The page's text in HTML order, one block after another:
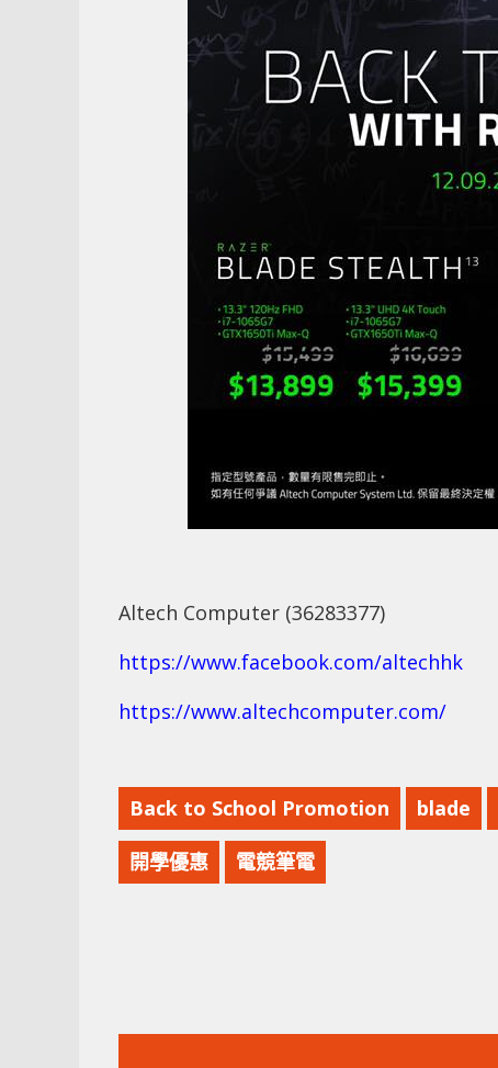
Altech Computer (36283377)
https://www.facebook.com/altechhk
https://www.altechcomputer.com/
Back to School Promotion blade
開學優惠 電競筆電